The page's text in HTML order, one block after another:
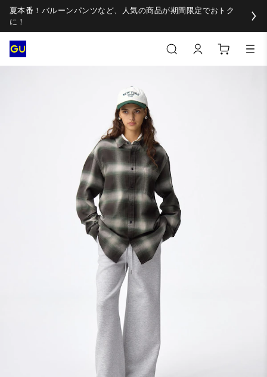
夏本番！バルーンパンツなど、人気の商品が期間限定でおトク
に！